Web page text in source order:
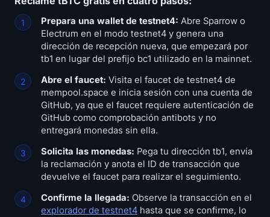
Prepara una wallet de testnet4: Abre Sparrow o
Electrum en el modo testnet4 y genera una
dirección de recepción nueva, que empezará por
tb1 en lugar del prefijo bc1 utilizado en la mainnet.
Abre el faucet: Visita el faucet de testnet4 de
mempool.space e inicia sesión con una cuenta de
GitHub, ya que el faucet requiere autenticación de
GitHub como comprobación antibots y no
entregará monedas sin ella.
Solicita las monedas: Pega tu dirección tb1, envía
la reclamación y anota el ID de transacción que
devuelve el faucet para realizar el seguimiento.
Confirme la llegada: Observe la transacción en el
explorador de testnet4 hasta que se confirme, lo